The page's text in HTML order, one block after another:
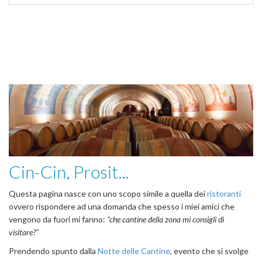
Cin-Cin, Prosit...
Questa pagina nasce con uno scopo simile a quella deiristoranti
ovvero rispondere ad una domanda che spesso i miei amici che
vengono da fuori mi fanno: "che cantine della zona mi consigli di
visitare?"
Prendendo spunto dalla Notte delle Cantine, evento che si svolge